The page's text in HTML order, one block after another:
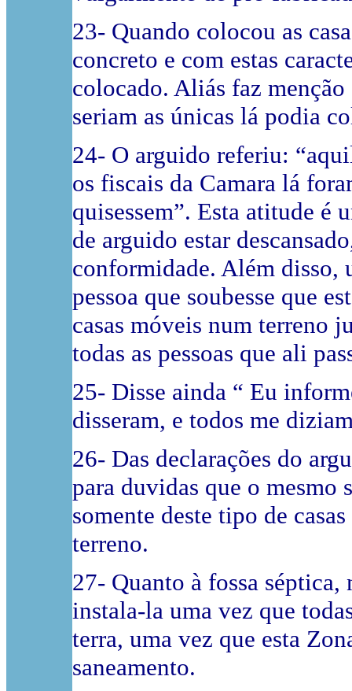
23- Quando colocou as
concreto e com estas
colocado. Aliás faz
seriam as únicas lá podia
24- O arguido referiu:
os fiscais da Camara lá
quisessem”. Esta atitude é
de arguido estar
conformidade. Além disso,
pessoa que soubesse que
casas móveis num terreno
todas as pessoas que ali
25- Disse ainda “ Eu
disseram, e todos me
26- Das declarações do
para duvidas que o mesmo
somente deste tipo de
terreno.
27- Quanto à fossa
instala-la uma vez que
terra, uma vez que esta
saneamento.